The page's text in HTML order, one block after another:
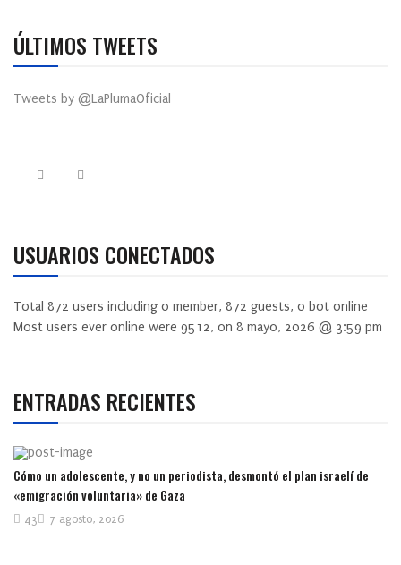
ÚLTIMOS TWEETS
Tweets by @LaPlumaOficial
USUARIOS CONECTADOS
Total 872 users including 0 member, 872 guests, 0 bot online
Most users ever online were 9512, on 8 mayo, 2026 @ 3:59 pm
ENTRADAS RECIENTES
Cómo un adolescente, y no un periodista, desmontó el plan israelí de
«emigración voluntaria» de Gaza
7 agosto, 2026
43